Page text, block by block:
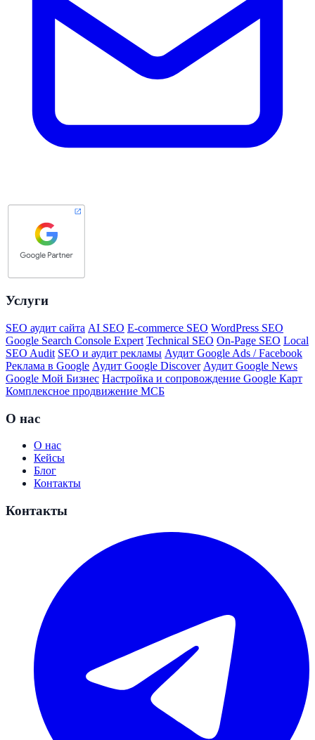
Услуги
SEO аудит сайта AI SEO E-commerce SEO WordPress SEO
Google Search Console Expert Technical SEO On-Page SEO Local
SEO Audit SEO и аудит рекламы Аудит Google Ads / Facebook
Реклама в Google Аудит Google Discover Аудит Google News
Google Мой Бизнес Настройка и сопровождение Google Карт
Комплексное продвижение МСБ
О нас
О нас
Кейсы
Блог
Контакты
Контакты